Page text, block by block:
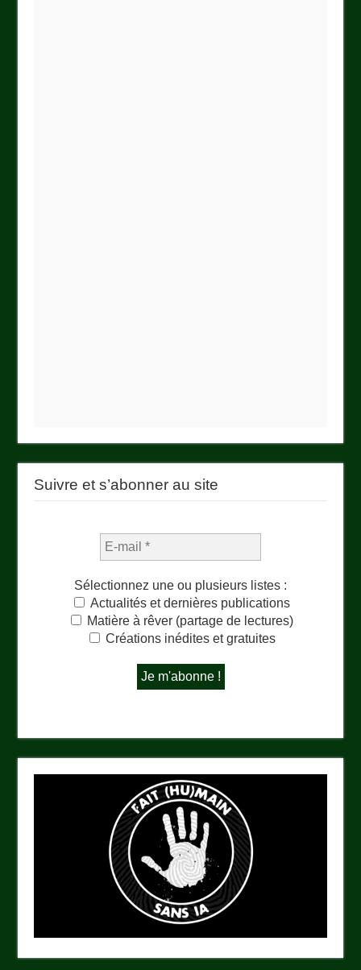
Suivre et s’abonner au site
Sélectionnez une ou plusieurs listes :
Actualités et dernières publications
Matière à rêver (partage de lectures)
Créations inédites et gratuites